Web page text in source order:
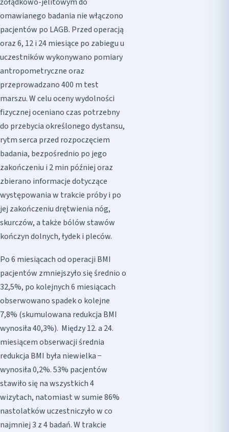
omawianego badania nie włączono
pacjentów po LAGB. Przed operacją
oraz 6, 12 i 24 miesiące po zabiegu u
uczestników wykonywano pomiary
antropometryczne oraz
przeprowadzano 400 m test
marszu. W celu oceny wydolności
fizycznej oceniano czas potrzebny
do przebycia określonego dystansu,
rytm serca przed rozpoczęciem
badania, bezpośrednio po jego
zakończeniu i 2 min później oraz
zbierano informacje dotyczące
występowania w trakcie próby i po
jej zakończeniu drętwienia nóg,
skurczów, a także bólów stawów
kończyn dolnych, łydek i pleców.
Po 6 miesiącach od operacji BMI
pacjentów zmniejszyło się średnio o
32,5%, po kolejnych 6 miesiącach
obserwowano spadek o kolejne
7,8% (skumulowana redukcja BMI
wynosiła 40,3%). Między 12. a 24.
miesiącem obserwacji średnia
redukcja BMI była niewielka −
wynosiła 0,2%. 53% pacjentów
stawiło się na wszystkich 4
wizytach, natomiast w sumie 86%
nastolatków uczestniczyło w co
najmniej 3 z 4 badań. W trakcie